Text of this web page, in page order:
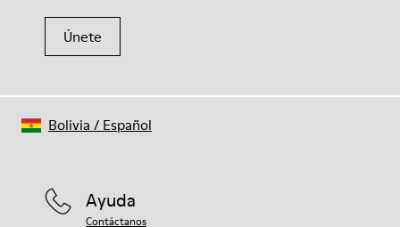
Únete
Ayuda
Contáctanos
Bolivia / Español